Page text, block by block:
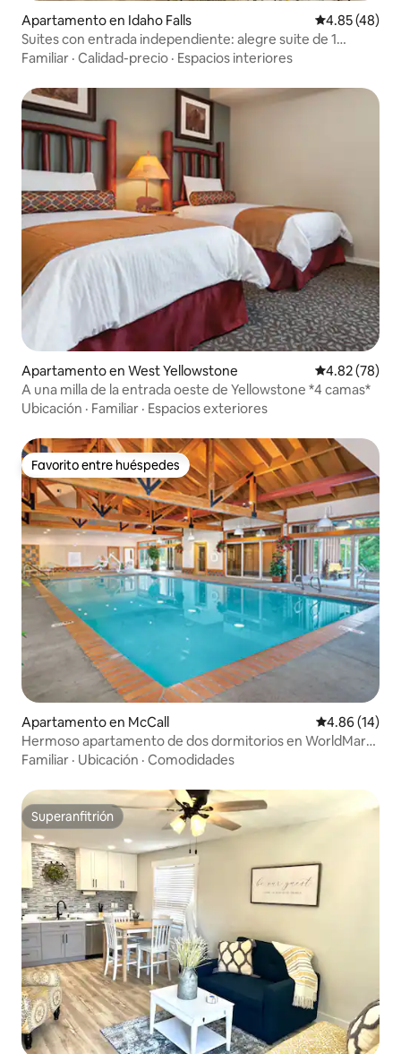
Apartamento en Idaho Falls Calificación
4.85 (48)
Suites con entrada independiente: alegre suite de 1
dormitorio y 1 baño.
Familiar · Calidad-precio · Espacios interiores
Apartamento en West Yellowstone Calificación
4.82 (78)
A una milla de la entrada oeste de Yellowstone *4 camas*
Ubicación · Familiar · Espacios exteriores
Favorito entre huéspedes
Favorito entre huéspedes
Apartamento en McCall Calificación
4.86 (14)
Hermoso apartamento de dos dormitorios en WorldMark
McCall
Familiar · Ubicación · Comodidades
Superanfitrión
Superanfitrión